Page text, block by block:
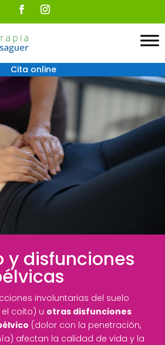
Cita online
y disfunciones
involuntarias del suelo
coito) u otras disfunciones
(dolor con la penetración,
afectan la calidad de vida y la